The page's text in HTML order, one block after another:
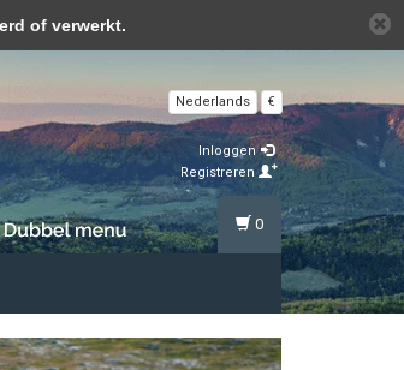
Nederlands €
Inloggen
Registreren
0
of verwerkt.